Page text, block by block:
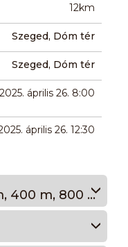
12km
Szeged, Dóm tér
Szeged, Dóm tér
2025. április 26. 8:00
április 26. 12:30
Gyermekfutamok (100 m, 400 m, 800 m)